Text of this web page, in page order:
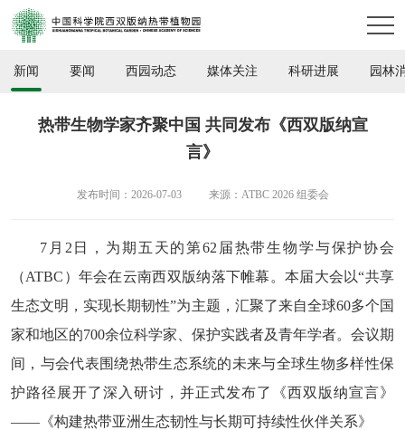
新闻 要闻 西园动态 媒体关注 科研进展 园林
热带生物学家齐聚中国 共同发布《西双版纳宣
言》
发布时间：2026-07-03 来源：ATBC 2026 组委会
7月2日，为期五天的第62届热带生物学与保护协会
（ATBC）年会在云南西双版纳落下帷幕。本届大会以“共享
生态文明，实现长期韧性”为主题，汇聚了来自全球60多个国
家和地区的700余位科学家、保护实践者及青年学者。会议期
间，与会代表围绕热带生态系统的未来与全球生物多样性保
护路径展开了深入研讨，并正式发布了《西双版纳宣言》
——《构建热带亚洲生态韧性与长期可持续性伙伴关系》